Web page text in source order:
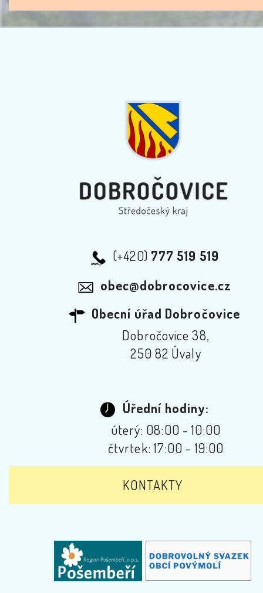
(+420) 777 519 519
obec@dobrocovice.cz
Obecní úřad Dobročovice
Dobročovice 38,
250 82 Úvaly
Úřední hodiny:
úterý: 08:00 - 10:00
čtvrtek: 17:00 - 19:00
KONTAKTY